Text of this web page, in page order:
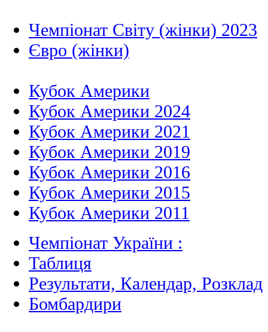
Чемпіонат Світу (жінки) 2023
Євро (жінки)
Кубок Америки
Кубок Америки 2024
Кубок Америки 2021
Кубок Америки 2019
Кубок Америки 2016
Кубок Америки 2015
Кубок Америки 2011
Чемпіонат України :
Таблиця
Результати, Календар, Poзклад
Бомбардири